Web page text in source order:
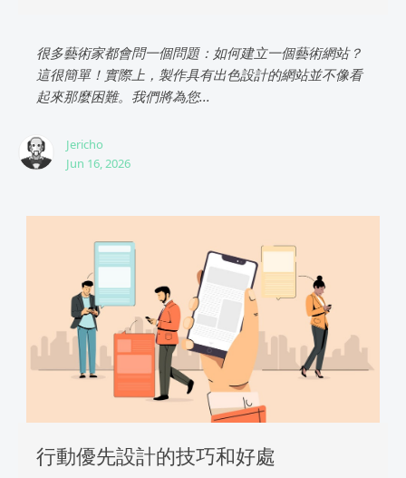
很多藝術家都會問一個問題：如何建立一個藝術網站？
這很簡單！實際上，製作具有出色設計的網站並不像看
起來那麼困難。我們將為您...
Jericho
Jun 16, 2026
行動優先設計的技巧和好處